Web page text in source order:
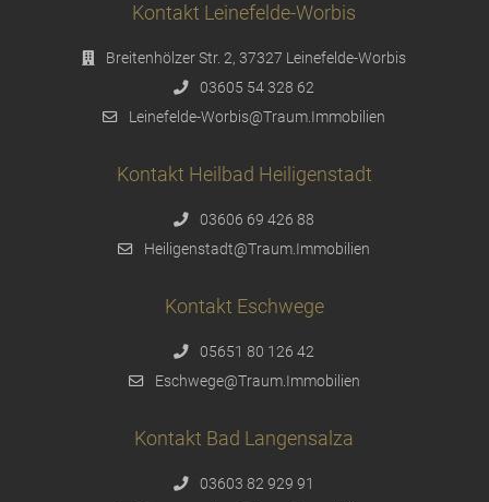
Kontakt Leinefelde-Worbis
Breitenhölzer Str. 2, 37327 Leinefelde-Worbis
03605 54 328 62
Leinefelde-Worbis@Traum.Immobilien
Kontakt Heilbad Heiligenstadt
03606 69 426 88
Heiligenstadt@Traum.Immobilien
Kontakt Eschwege
05651 80 126 42
Eschwege@Traum.Immobilien
Kontakt Bad Langensalza
03603 82 929 91